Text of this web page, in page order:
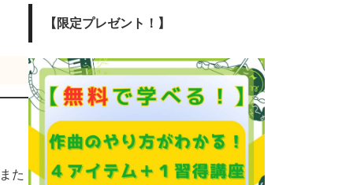
た
【限定プレゼント！】